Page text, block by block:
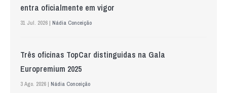
entra oficialmente em vigor
31 Jul. 2026 | Nádia Conceição
Três oficinas TopCar distinguidas na Gala
Europremium 2025
3 Ago. 2026 | Nádia Conceição